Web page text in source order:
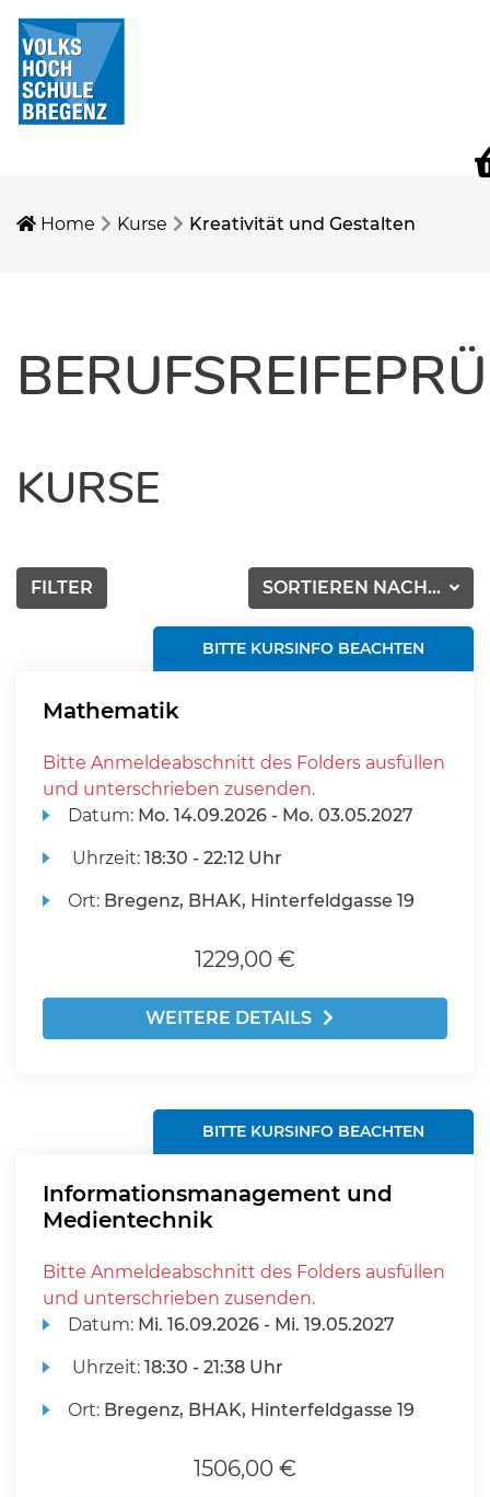
Home Kurse Kreativität und Gestalten
KURSE
SORTIEREN NACH...
FILTER
BITTE KURSINFO BEACHTEN
Mathematik
Bitte Anmeldeabschnitt des Folders ausfüllen
und unterschrieben zusenden.
Datum: Mo. 14.09.2026 - Mo. 03.05.2027
Uhrzeit:18:30 - 22:12 Uhr
Ort: Bregenz, BHAK, Hinterfeldgasse 19
1229,00 €
WEITERE DETAILS
BITTE KURSINFO BEACHTEN
Informationsmanagement und
Medientechnik
Bitte Anmeldeabschnitt des Folders ausfüllen
und unterschrieben zusenden.
Datum: Mi. 16.09.2026 - Mi. 19.05.2027
Uhrzeit:18:30 - 21:38 Uhr
Ort: Bregenz, BHAK, Hinterfeldgasse 19
1506,00 €